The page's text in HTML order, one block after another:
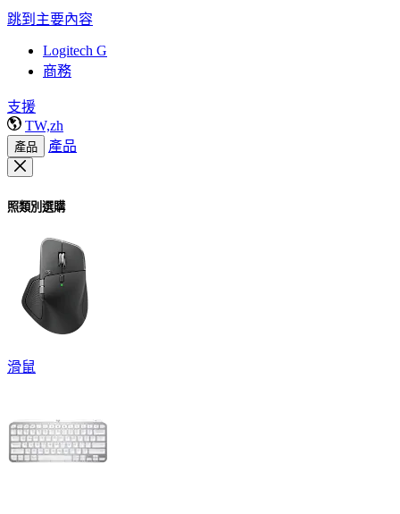
跳到主要內容
Logitech G
商務
支援
TW,zh
產品 產品
照類別選購
滑鼠